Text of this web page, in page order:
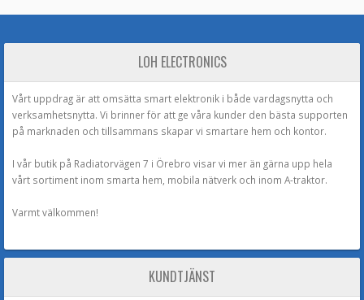
LOH ELECTRONICS
Vårt uppdrag är att omsätta smart elektronik i både vardagsnytta och
verksamhetsnytta. Vi brinner för att ge våra kunder den bästa supporten
på marknaden och tillsammans skapar vi smartare hem och kontor.
I vår butik på Radiatorvägen 7 i Örebro visar vi mer än gärna upp hela
vårt sortiment inom smarta hem, mobila nätverk och inom A-traktor.
Varmt välkommen!
KUNDTJÄNST